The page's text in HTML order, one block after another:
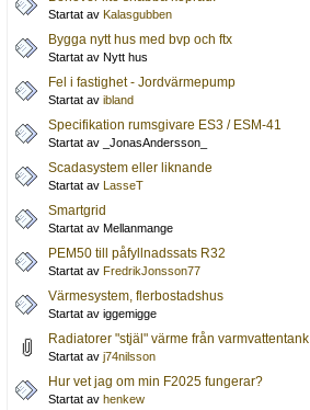
Startat av Kalasgubben
Bygga nytt hus med bvp och ftx
Startat av Nytt hus
Fel i fastighet - Jordvärmepump
Startat av ibland
Specifikation rumsgivare ES3 / ESM-41
Startat av _JonasAndersson_
Scadasystem eller liknande
Startat av LasseT
Smartgrid
Startat av Mellanmange
PEM50 till påfyllnadssats R32
Startat av FredrikJonsson77
Värmesystem, flerbostadshus
Startat av iggemigge
Radiatorer "stjäl" värme från varmvattentank
Startat av j74nilsson
Hur vet jag om min F2025 fungerar?
Startat av henkew